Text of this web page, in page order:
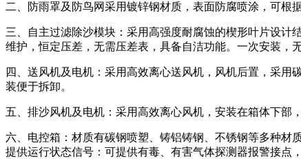
二、防雨罩及防鸟网采用镀锌钢材质，表面防腐喷涂，可根
三、自主过滤除沙模块：采用高强度耐腐蚀的楔形叶片设
维护，恒定压差，无需压差表，具备自洁功能。一次安装，
四、送风机及电机：采用高效离心送风机，风机后置，采
装便于拆卸。
五、排沙风机及电机：采用高效离心风机，安装在箱体下部
六、电控箱：材质有碳钢喷塑、铸铝铸钢、不锈钢等多种
提供运行状态信号：可提供有毒、有害气体探测器报警接点